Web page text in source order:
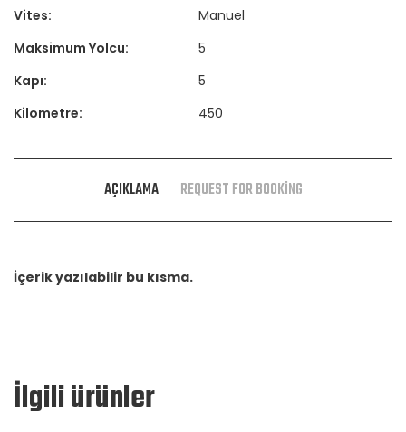
Vites:
Manuel
Maksimum Yolcu:
5
Kapı:
5
Kilometre:
450
AÇIKLAMA REQUEST FOR BOOKING
İçerik yazılabilir bu kısma.
İlgili ürünler